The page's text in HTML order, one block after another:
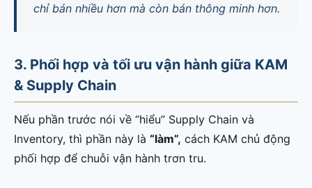
chỉ bán nhiều hơn mà còn bán thông minh hơn.
3. Phối hợp và tối ưu vận hành giữa KAM
& Supply Chain
Nếu phần trước nói về “hiểu” Supply Chain và
Inventory, thì phần này là “làm”, cách KAM chủ động
phối hợp để chuỗi vận hành trơn tru.